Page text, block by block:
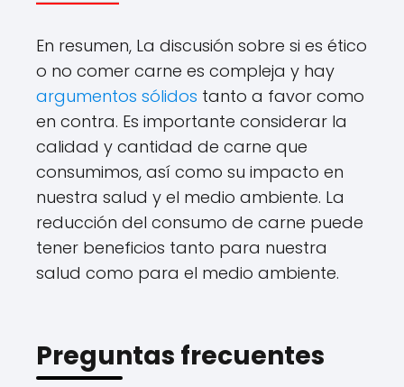
En resumen, La discusión sobre si es ético
o no comer carne es compleja y hay
argumentos sólidos tanto a favor como
en contra. Es importante considerar la
calidad y cantidad de carne que
consumimos, así como su impacto en
nuestra salud y el medio ambiente. La
reducción del consumo de carne puede
tener beneficios tanto para nuestra
salud como para el medio ambiente.
Preguntas frecuentes